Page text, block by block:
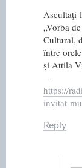
Ascultaţi-
„Vorba
Cultural,
între
şi Attila
—
https://
invitat-
Reply